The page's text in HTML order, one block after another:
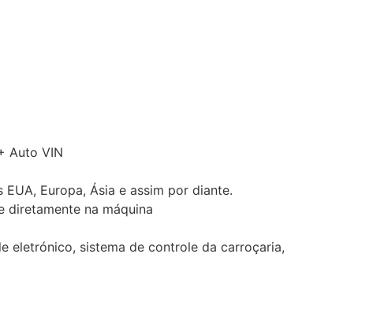
Auto VIN
Europa, Ásia e assim por diante.
diretamente na máquina
eletrónico, sistema de controle da carroçaria,